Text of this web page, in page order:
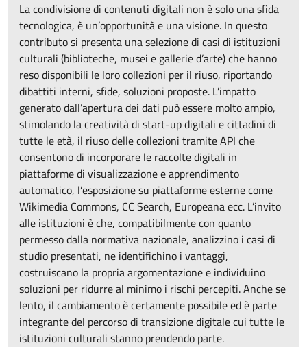
La condivisione di contenuti digitali non è solo una sfida
tecnologica, è un’opportunità e una visione. In questo
contributo si presenta una selezione di casi di istituzioni
culturali (biblioteche, musei e gallerie d’arte) che hanno
reso disponibili le loro collezioni per il riuso, riportando
dibattiti interni, sfide, soluzioni proposte. L’impatto
generato dall’apertura dei dati può essere molto ampio,
stimolando la creatività di start-up digitali e cittadini di
tutte le età, il riuso delle collezioni tramite API che
consentono di incorporare le raccolte digitali in
piattaforme di visualizzazione e apprendimento
automatico, l’esposizione su piattaforme esterne come
Wikimedia Commons, CC Search, Europeana ecc. L’invito
alle istituzioni è che, compatibilmente con quanto
permesso dalla normativa nazionale, analizzino i casi di
studio presentati, ne identifichino i vantaggi,
costruiscano la propria argomentazione e individuino
soluzioni per ridurre al minimo i rischi percepiti. Anche se
lento, il cambiamento è certamente possibile ed è parte
integrante del percorso di transizione digitale cui tutte le
istituzioni culturali stanno prendendo parte.